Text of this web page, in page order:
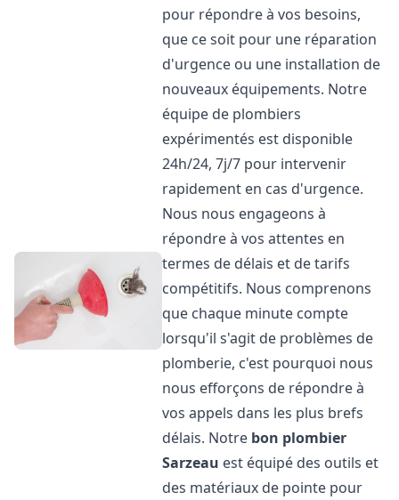
pour répondre à vos besoins,
que ce soit pour une réparation
d'urgence ou une installation de
nouveaux équipements. Notre
équipe de plombiers
expérimentés est disponible
24h/24, 7j/7 pour intervenir
rapidement en cas d'urgence.
Nous nous engageons à
répondre à vos attentes en
termes de délais et de tarifs
compétitifs. Nous comprenons
que chaque minute compte
lorsqu'il s'agit de problèmes de
plomberie, c'est pourquoi nous
nous efforçons de répondre à
vos appels dans les plus brefs
délais. Notre bon plombier
Sarzeau est équipé des outils et
des matériaux de pointe pour